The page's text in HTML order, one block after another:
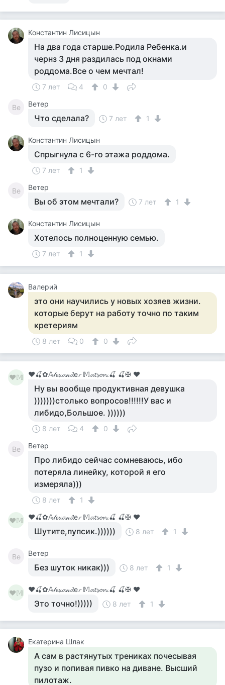
Константин Лисицын
На два года старше.Родила Ребенка.и
чернз 3 дня раздилась под окнами
роддома.Все о чем мечтал!
7 лет 4 0
Ве Ветер
Что сделала? 7 лет 1
Константин Лисицын
Спрыгнула с 6-го этажа роддома.
7 лет 1
Ве Ветер
Вы об этом мечтали? 7 лет 1
Константин Лисицын
Хотелось полноценную семью.
7 лет 1
Валерий
это они научились у новых хозяев жизни.
которые берут на работу точно по таким
кретериям
8 лет 0 0
♥𝕄 ♥🍒✿𝔸𝓁𝓮𝔁𝓪𝓃𝓭е𝓻 𝕄𝓪𝓽𝓼𝓸𝓷.🍒 🍒✠ ♥
Ну вы вообще продуктивная девушка
)))))))столько вопросов!!!!!!У вас и
либидо,Большое. ))))))
8 лет 4 0
Ве Ветер
Про либидо сейчас сомневаюсь, ибо
потеряла линейку, которой я его
измеряла)))
8 лет 1
♥𝕄 ♥🍒✿𝔸𝓁𝓮𝔁𝓪𝓃𝓭е𝓻 𝕄𝓪𝓽𝓼𝓸𝓷.🍒 🍒✠ ♥
Шутите,пупсик.)))))) 8 лет 1
Ве Ветер
Без шуток никак))) 8 лет 1
♥𝕄 ♥🍒✿𝔸𝓁𝓮𝔁𝓪𝓃𝓭е𝓻 𝕄𝓪𝓽𝓼𝓸𝓷.🍒 🍒✠ ♥
Это точно!))))) 8 лет 1
Екатерина Шлак
А сам в растянутых трениках почесывая
пузо и попивая пивко на диване. Высший
пилотаж.